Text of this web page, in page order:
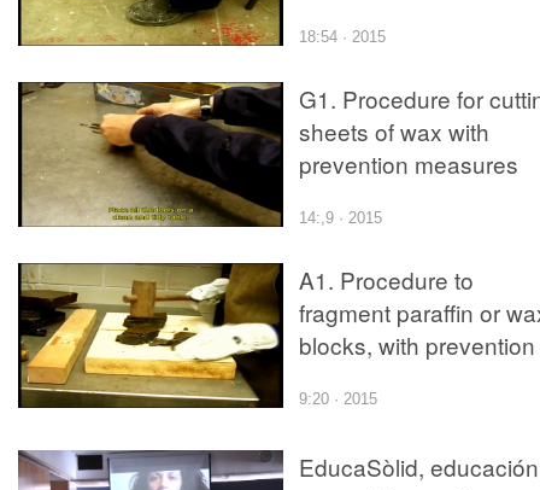
18:54 · 2015
G1. Procedure for
sheets of wax with
prevention measures
14:,9 · 2015
A1. Procedure to
fragment paraffin or
blocks, with prevention
9:20 · 2015
EducaSòlid, educación